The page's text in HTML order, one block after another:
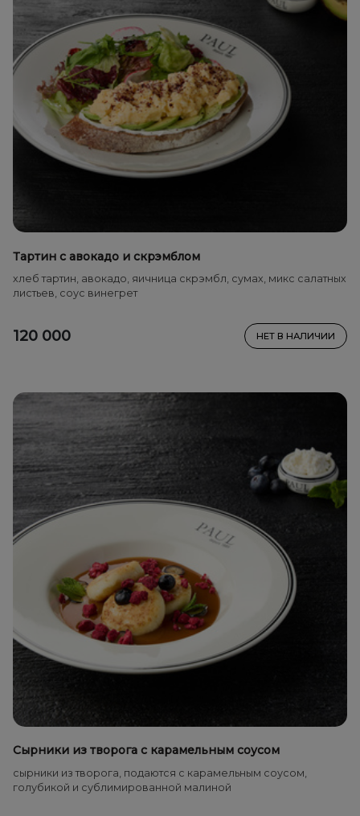
Тартин с авокадо и скрэмблом
хлеб тартин, авокадо, яичница скрэмбл, сумах, микс салатных
листьев, соус винегрет
120 000 НЕТ В НАЛИЧИИ
Сырники из творога с карамельным соусом
сырники из творога, подаются с карамельным соусом,
голубикой и сублимированной малиной